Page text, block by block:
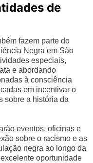
de
fazem parte do
Negra em São
especiais,
e abordando
à consciência
em incentivar o
sobre a história da
eventos, oficinas e
sobre o racismo e as
negra ao longo da
oportunidade